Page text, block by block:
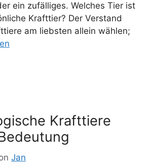
ein zufälliges. Welches Tier ist
Krafttier? Der Verstand
am liebsten allein wählen;
Krafttiere
Jan